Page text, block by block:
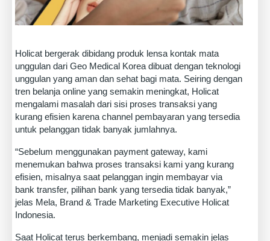
Holicat bergerak dibidang produk lensa kontak mata
unggulan dari Geo Medical Korea dibuat dengan teknologi
unggulan yang aman dan sehat bagi mata. Seiring dengan
tren belanja online yang semakin meningkat, Holicat
mengalami masalah dari sisi proses transaksi yang
kurang efisien karena channel pembayaran yang tersedia
untuk pelanggan tidak banyak jumlahnya.
“Sebelum menggunakan payment gateway, kami
menemukan bahwa proses transaksi kami yang kurang
efisien, misalnya saat pelanggan ingin membayar via
bank transfer, pilihan bank yang tersedia tidak banyak,”
jelas Mela, Brand & Trade Marketing Executive Holicat
Indonesia.
Saat Holicat terus berkembang, menjadi semakin jelas